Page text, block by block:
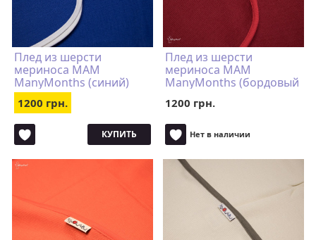
Плед из шерсти
мериноса MAM
ManyMonths (синий)
1200 грн.
КУПИТЬ
Плед из шерсти
мериноса MAM
ManyMonths (бордовый
1200 грн.
Нет в наличии